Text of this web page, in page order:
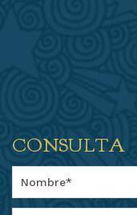
CONSULTA